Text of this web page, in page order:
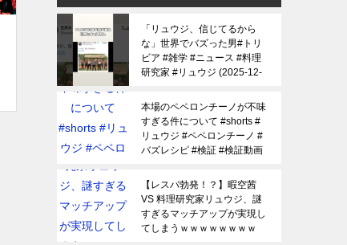
「リュウジ、信じてるから
な」世界でバズった男#トリ
ビア #雑学 #ニュース #料理
研究家 #リュウジ 2025-12-
本場のペペロンチーノが不味
すぎる件について #shorts #
リュウジ #ペペロンチーノ #
バズレシピ #検証 #検証動画
【レスバ勃発！？】暇空茜
VS 料理研究家リュウジ、謎
すぎるマッチアップが実現し
てしまうｗｗｗｗｗｗｗｗ